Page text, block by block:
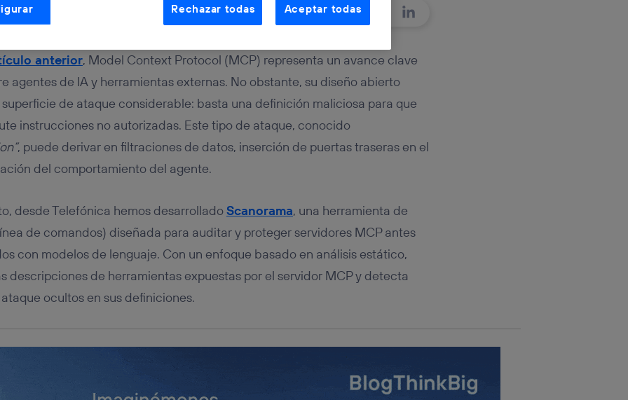
Alejandro Sánchez Garabito
anterior, Model Context Protocol (MCP) representa un avance clave
agentes de IA y herramientas externas. No obstante, su diseño abierto
de ataque considerable: basta una definición maliciosa para que
instrucciones no autorizadas. Este tipo de ataque, conocido
, puede derivar en filtraciones de datos, inserción de puertas traseras en el
del comportamiento del agente.
desde Telefónica hemos desarrolladoScanorama, una herramienta de
de comandos) diseñada para auditar y proteger servidores MCP antes
con modelos de lenguaje. Con un enfoque basado en análisis estático,
descripciones de herramientas expuestas por el servidor MCP y detecta
ocultos en sus definiciones.
Utiq está diseñada con la privacidad como prioridad ofreciéndote elección y
tu dirección IP y otra información de la cuenta de cliente de telecomunicaciones
a la conexión que utilizas (p. ej., número de teléfono móvil).
se asigna a la conexión de internet, por lo que cualquier persona que
dispositivo y consienta el uso de la tecnología recibirá el mismo identificador.
unaconexión de banda ancha (p. ej., Wi-Fi), el marketing o análisis se
en función de las actividades de navegación de los miembros del hogar que
dado su consentimiento.
datos móviles , el marketing será más personalizado, ya que se basará
los consentimientos Utiq seleccionando “Administrar Utiq” en la parte
esta página web o visitando el
portal de privacidad de Utiq (“consenthub”) .
información, consulta la política de privacidad de Utiq.
Rechazar todas Aceptar todas